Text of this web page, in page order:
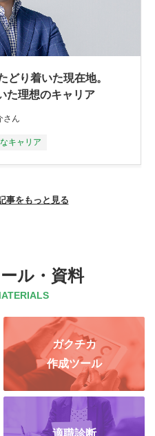
どり着いた現在地。
た理想のキャリア
さん
キャリア
事をもっと見る
ル・資料
ガクチカ
作成ツール